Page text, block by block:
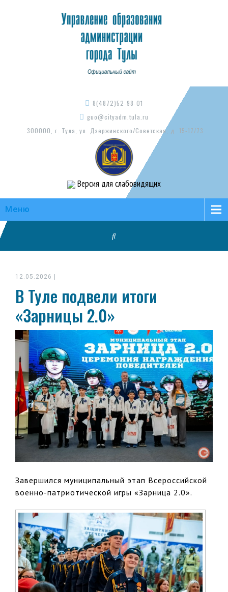
8(4872)52-98-01
guo@cityadm.tula.ru
300000, г. Тула, ул. Дзержинского/Советская, д. 15-17/73
Версия для слабовидящих
Меню
12.05.2026
В Туле подвели итоги
«Зарницы 2.0»
Завершился муниципальный этап Всероссийской
военно-патриотической игры «Зарница 2.0».